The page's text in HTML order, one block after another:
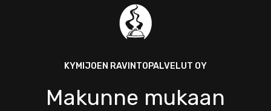
KYMIJOEN RAVINTOPALVELUT OY
Makunne mukaan